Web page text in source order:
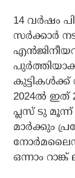
14 വർഷം
സർക്കാർ
കുട്ടികൾക്ക്
2024ൽ ഇത്
പ്ലസ് ടു
മാർക്കും
ഒന്നാം